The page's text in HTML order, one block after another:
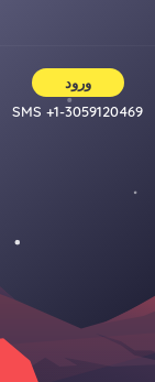
ورود
SMS +1-3059120469